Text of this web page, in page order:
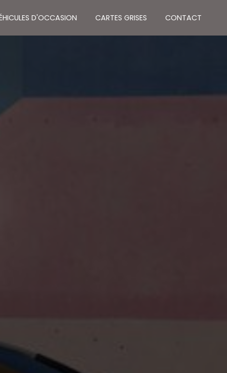
D'OCCASION CARTES GRISES CONTACT